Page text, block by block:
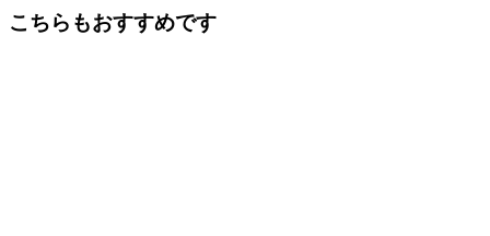
後
こちらもおすすめです